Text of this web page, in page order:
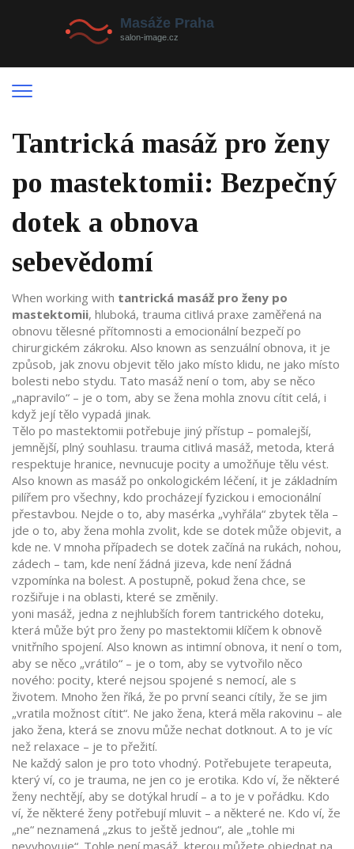
Tantrická masáž pro ženy
po mastektomii: Bezpečný
dotek a obnova
sebevědomí
When working with tantrická masáž pro ženy po
mastektomii, hluboká, trauma citlivá praxe zaměřená na
obnovu tělesné přítomnosti a emocionální bezpečí po
chirurgickém zákroku. Also known as senzuální obnova, it je
způsob, jak znovu objevit tělo jako místo klidu, ne jako místo
bolesti nebo stydu. Tato masáž není o tom, aby se něco
„napravilo“ – je o tom, aby se žena mohla znovu cítit celá, i
když její tělo vypadá jinak.
Tělo po mastektomii potřebuje jiný přístup – pomalejší,
jemnější, plný souhlasu. trauma citlivá masáž, metoda, která
respektuje hranice, nevnucuje pocity a umožňuje tělu vést.
Also known as masáž po onkologickém léčení, it je základním
pilířem pro všechny, kdo procházejí fyzickou i emocionální
přestavbou. Nejde o to, aby masérka „vyhřála“ zbytek těla –
jde o to, aby žena mohla zvolit, kde se dotek může objevit, a
kde ne. V mnoha případech se dotek začíná na rukách, nohou,
zádech – tam, kde není žádná jizeva, kde není žádná
vzpomínka na bolest. A postupně, pokud žena chce, se
rozšiřuje i na oblasti, které se změnily.
yoni masáž, jedna z nejhlubších forem tantrického doteku,
která může být pro ženy po mastektomii klíčem k obnově
vnitřního spojení. Also known as intimní obnova, it není o tom,
aby se něco „vrátilo“ – je o tom, aby se vytvořilo něco
nového: pocity, které nejsou spojené s nemocí, ale s
životem. Mnoho žen říká, že po první seanci cítily, že se jim
„vratila možnost cítit“. Ne jako žena, která měla rakovinu – ale
jako žena, která se znovu může nechat dotknout. A to je víc
než relaxace – je to přežití.
Ne každý salon je pro toto vhodný. Potřebujete terapeuta,
který ví, co je trauma, ne jen co je erotika. Kdo ví, že některé
ženy nechtějí, aby se dotýkal hrudí – a to je v pořádku. Kdo
ví, že některé ženy potřebují mluvit – a některé ne. Kdo ví, že
„ne“ neznamená „zkus to ještě jednou“, ale „tohle mi
nevyhovuje“. Tohle není masáž, kterou můžete objednat na